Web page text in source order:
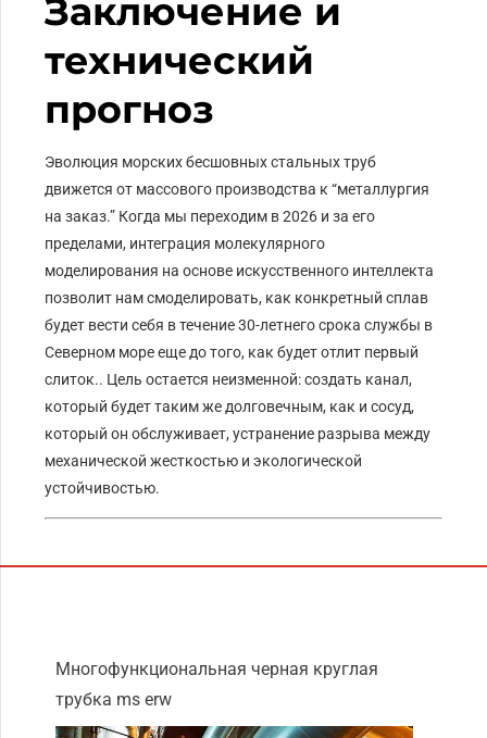
Заключение и
технический
прогноз
Эволюция морских бесшовных стальных труб
движется от массового производства к “металлургия
на заказ.” Когда мы переходим в 2026 и за его
пределами, интеграция молекулярного
моделирования на основе искусственного интеллекта
позволит нам смоделировать, как конкретный сплав
будет вести себя в течение 30-летнего срока службы в
Северном море еще до того, как будет отлит первый
слиток.. Цель остается неизменной: создать канал,
который будет таким же долговечным, как и сосуд,
который он обслуживает, устранение разрыва между
механической жесткостью и экологической
устойчивостью.
Многофункциональная черная круглая
трубка ms erw